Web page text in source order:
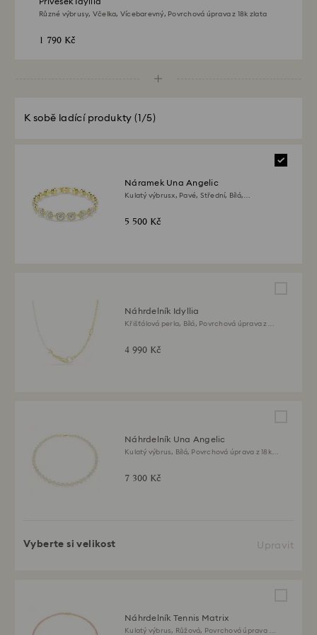
Různé výbrusy, Včelka, Vícebarevný, Povrchová úprava z 18k zlata
1 790 Kč
K sobě ladící produkty (1/5)
Náramek Una Angelic
Kulatý výbrusx, Pavé, Střední, Bílá,
5 500 Kč
Náhrdelník Idyllia
Křišťálová perla, Bílá, Povrchová úprava z
4 990 Kč
Náhrdelník Una Angelic
Kulatý výbrus, Bílá, Povrchová úprava z 18k
7 300 Kč
Vyberte si velikost Upravit
Náhrdelník Tennis Matrix
Kulatý výbrus, Růžová, Povrchová úprava z